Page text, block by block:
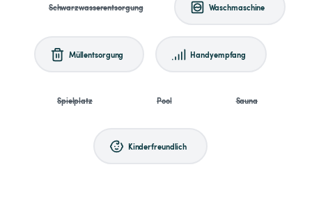
Schwarzwasserentsorgung Waschmaschine
Müllentsorgung Handyempfang
Spielplatz Pool Sauna
Kinderfreundlich